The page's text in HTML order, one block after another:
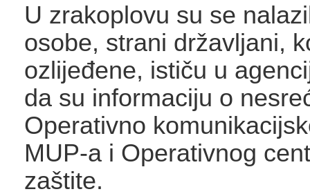
U zrakoplovu su se
osobe, strani državljani,
ozlijeđene, ističu u
da su informaciju o
Operativno
MUP-a i Operativnog
zaštite.